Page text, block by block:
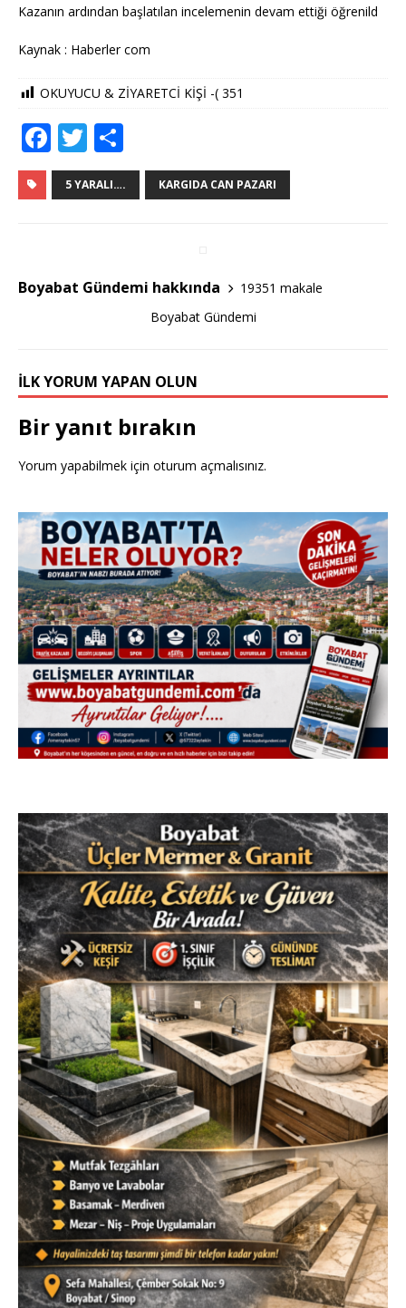
Kazanın ardından başlatılan incelemenin devam ettiği öğrenild
Kaynak : Haberler com
OKUYUCU & ZİYARETCİ KİŞİ -( 351
F
a
c
o
T
w
it
h
ar
5 YARALI…. KARGIDA CAN PAZARI
Boyabat Gündemi hakkında
19351 makale
Boyabat Gündemi
İLK YORUM YAPAN OLUN
Bir yanıt bırakın
Yorum yapabilmek için oturum açmalısınız.